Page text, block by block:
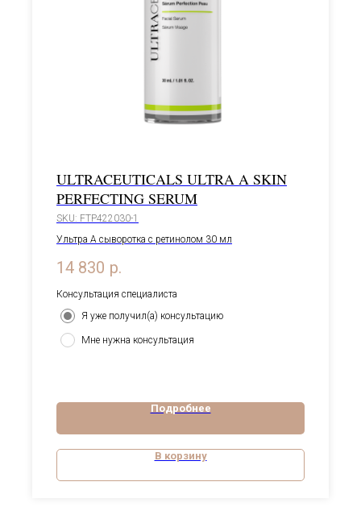
ULTRACEUTICALS ULTRA A SKIN
PERFECTING SERUM
SKU: FTP422030-1
Ультра А сыворотка с ретинолом 30 мл
14 830 р.
Консультация специалиста
Я уже получил(а) консультацию
Мне нужна консультация
Подробнее
В корзину